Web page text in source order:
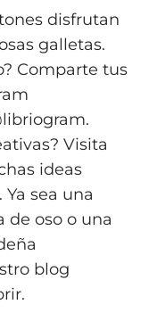
disfrutan
galletas.
Comparte tus
Visita
ideas
sea una
de oso o una
blog